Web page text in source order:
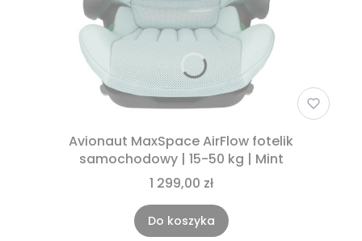
Avionaut MaxSpace AirFlow fotelik
samochodowy | 15-50 kg | Mint
1 299,00 zł
Do koszyka